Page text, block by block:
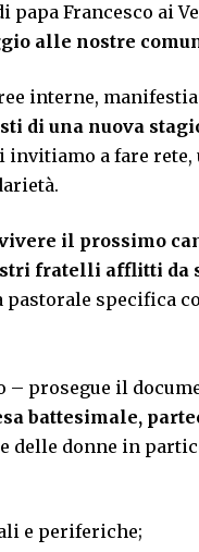
Francesco ai
alle nostre
interne,
di una nuova
a fare
il prossimo
fratelli afflitti
specifica
prosegue il
battesimale,
donne in
e periferiche;